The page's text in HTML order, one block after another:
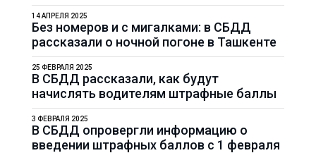
Без номеров и с мигалками: в СБДД
рассказали о ночной погоне в Ташкенте
14 АПРЕЛЯ 2025
В СБДД рассказали, как будут
начислять водителям штрафные баллы
25 ФЕВРАЛЯ 2025
В СБДД опровергли информацию о
введении штрафных баллов с 1 февраля
3 ФЕВРАЛЯ 2025